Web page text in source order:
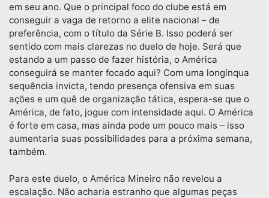
em seu ano. Que o principal foco do clube está em
conseguir a vaga de retorno a elite nacional – de
preferência, com o título da Série B. Isso poderá ser
sentido com mais clarezas no duelo de hoje. Será que
estando a um passo de fazer história, o América
conseguirá se manter focado aqui? Com uma longínqua
sequência invicta, tendo presença ofensiva em suas
ações e um quê de organização tática, espera-se que o
América, de fato, jogue com intensidade aqui. O América
é forte em casa, mas ainda pode um pouco mais – isso
aumentaria suas possibilidades para a próxima semana,
também.
Para este duelo, o América Mineiro não revelou a
escalação. Não acharia estranho que algumas peças